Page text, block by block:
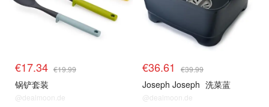
€17.34 €19.99
锅铲套装
@dealmoon.de
€36.61 €39.99
Joseph Joseph 洗菜蓝
@dealmoon.de